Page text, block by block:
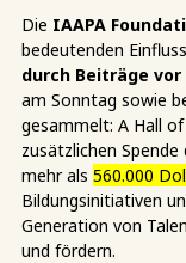
Die IAAPA
bedeutenden
durch Beiträge vor
am Sonntag sowie
gesammelt: A Hall
zusätzlichen
mehr als 560.000
Bildungsinitiativen
Generation von
und fördern.